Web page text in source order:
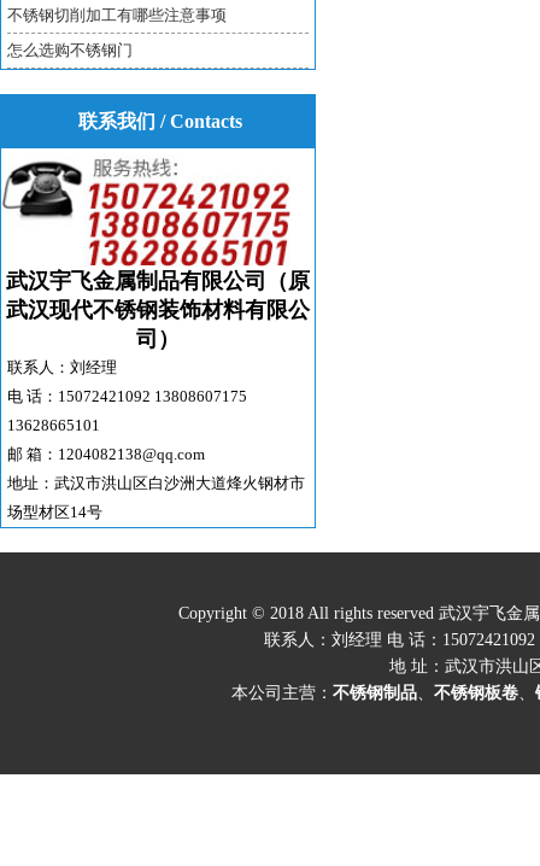
不锈钢切削加工有哪些注意事项
怎么选购不锈钢门
联系我们 / Contacts
武汉宇飞金属制品有限公司（原
武汉现代不锈钢装饰材料有限公
司）
联系人：刘经理
电 话：15072421092 13808607175
13628665101
邮 箱：1204082138@qq.com
地址：武汉市洪山区白沙洲大道烽火钢材市
场型材区14号
Copyright © 2018 All rights reserved 武汉宇飞
联系人：刘经理 电 话：15072421092
地 址：武汉市洪山
本公司主营： 不锈钢制品、 不锈钢板卷、